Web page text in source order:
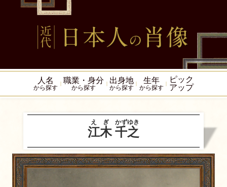
人名
から探す
職業・身分
から探す
出身地
から探す
生年
から探す
ピック
アップ
江木
えぎ
千之
かずゆき